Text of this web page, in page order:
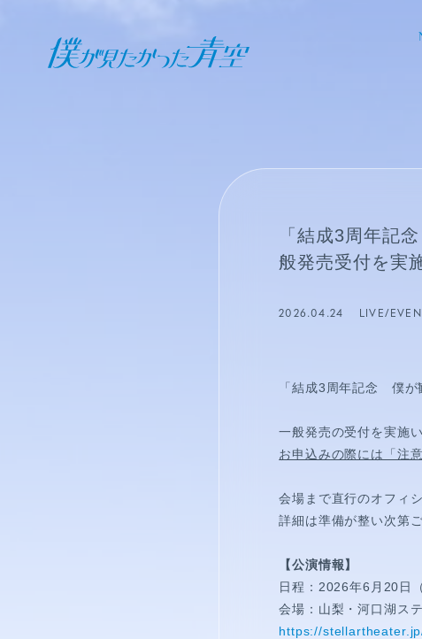
RADIO
「結成3周年記
般発売受付を実
2026.04.24 LIVE/
「結成3周年記念 僕が
一般発売の受付を実施い
お申込みの際には「注
会場まで直行のオフィ
詳細は準備が整い次第
【公演情報】
日程：2026年6月20日（
会場：山梨・河口湖ス
https://